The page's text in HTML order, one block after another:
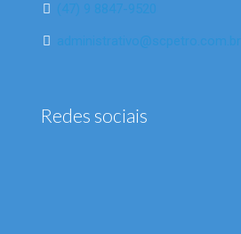
(47) 9 8847-9520
administrativo@scpetro.com.br
Redes sociais